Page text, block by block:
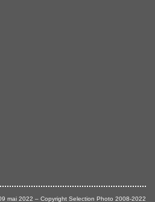
mai 2022 – Copyright Selection Photo 2008-2022